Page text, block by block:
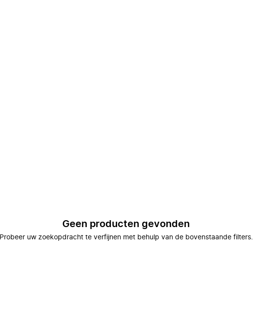
Geen producten gevonden
Probeer uw zoekopdracht te verfijnen met behulp van de bovenstaande filters.